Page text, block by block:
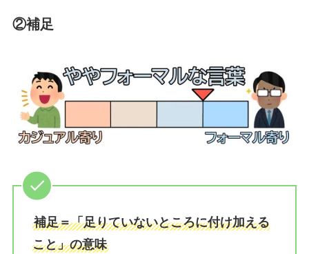
②補足
補足＝「足りていないところに付け加える
こと」の意味